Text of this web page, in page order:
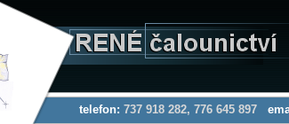
telefon: 737 918 282, 776 645 897